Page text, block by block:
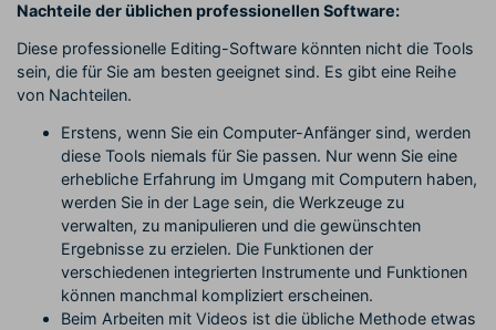
Nachteile der üblichen professionellen Software:
Diese professionelle Editing-Software könnten nicht die Tools
sein, die für Sie am besten geeignet sind. Es gibt eine Reihe
von Nachteilen.
Erstens, wenn Sie ein Computer-Anfänger sind, werden
diese Tools niemals für Sie passen. Nur wenn Sie eine
erhebliche Erfahrung im Umgang mit Computern haben,
werden Sie in der Lage sein, die Werkzeuge zu
verwalten, zu manipulieren und die gewünschten
Ergebnisse zu erzielen. Die Funktionen der
verschiedenen integrierten Instrumente und Funktionen
können manchmal kompliziert erscheinen.
Beim Arbeiten mit Videos ist die übliche Methode etwas